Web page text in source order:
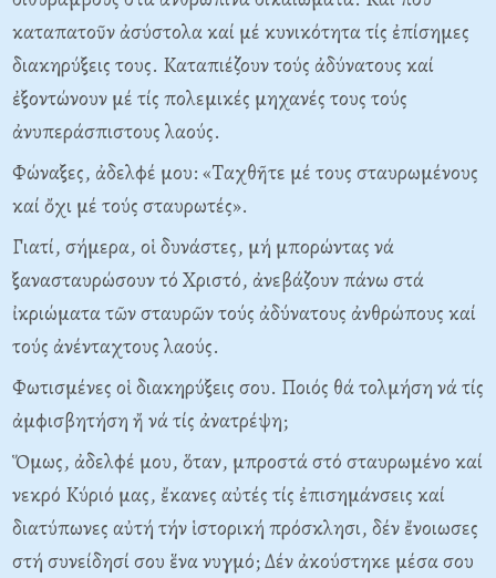
καταπατοῦν ἀσύστολα καί μέ κυνικότητα τίς ἐπίσημες
διακηρύξεις τους. Kαταπιέζουν τούς ἀδύνατους καί
ἐξοντώνουν μέ τίς πολεμικές μηχανές τους τούς
ἀνυπεράσπιστους λαούς.
Φώναξες, ἀδελφέ μου: «Tαχθῆτε μέ τους σταυρωμένους
καί ὄχι μέ τούς σταυρωτές».
Γιατί, σήμερα, οἱ δυνάστες, μή μπορώντας νά
ξανασταυρώσουν τό Xριστό, ἀνεβάζουν πάνω στά
ἰκριώματα τῶν σταυρῶν τούς ἀδύνατους ἀνθρώπους καί
τούς ἀνένταχτους λαούς.
Φωτισμένες οἱ διακηρύξεις σου. Ποιός θά τολμήση νά τίς
ἀμφισβητήση ἤ νά τίς ἀνατρέψη;
Ὅμως, ἀδελφέ μου, ὅταν, μπροστά στό σταυρωμένο καί
νεκρό Kύριό μας, ἔκανες αὐτές τίς ἐπισημάνσεις καί
διατύπωνες αὐτή τήν ἱστορική πρόσκλησι, δέν ἔνοιωσες
στή συνείδησί σου ἕνα νυγμό; Δέν ἀκούστηκε μέσα σου